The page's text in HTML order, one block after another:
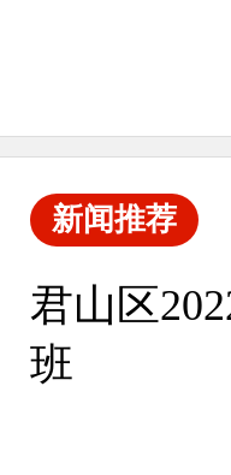
新闻推荐
君山区
班